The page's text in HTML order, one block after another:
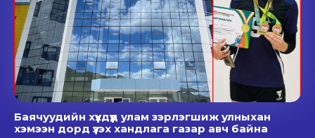
Баячуудийн хүүхдүүд улам зэрлэгшиж улныхан
хэмээн дорд үзэх хандлага газар авч байна